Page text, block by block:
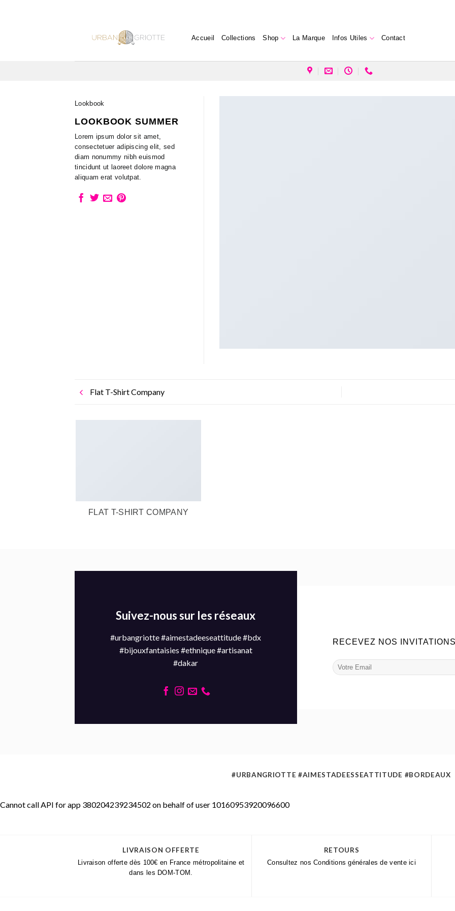
Accueil Collections Shop La Marque Infos Utiles Contact
Lookbook
LOOKBOOK SUMMER
Lorem ipsum dolor sit amet,
consectetuer adipiscing elit, sed
diam nonummy nibh euismod
tincidunt ut laoreet dolore magna
aliquam erat volutpat.
Flat T-Shirt Company
FLAT T-SHIRT COMPANY
Suivez-nous sur les réseaux
#urbangriotte #aimestadeeseattitude #bdx
#bijouxfantaisies #ethnique #artisanat
#dakar
RECEVEZ NOS
#URBANGRIOTTE #AIMESTADEESSEATTITUDE #BORDEAUX
Cannot call API for app 380204239234502 on behalf of user 10160953920096600
LIVRAISON OFFERTE
Livraison offerte dès 100€ en France métropolitaine et
dans les DOM-TOM.
RETOURS
Consultez nos Conditions générales de venteici